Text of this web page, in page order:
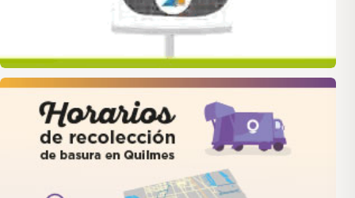
quilmes